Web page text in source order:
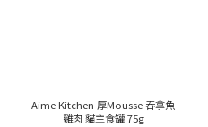
Aime Kitchen 厚Mousse 吞拿魚
雞肉 貓主食罐 75g